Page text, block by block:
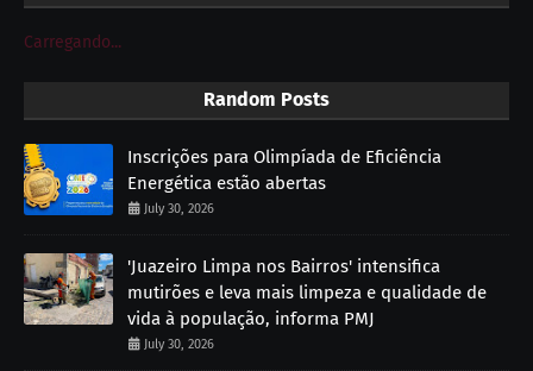
Carregando...
Random Posts
Inscrições para Olimpíada de Eficiência
Energética estão abertas
July 30, 2026
'Juazeiro Limpa nos Bairros' intensifica
mutirões e leva mais limpeza e qualidade de
vida à população, informa PMJ
July 30, 2026